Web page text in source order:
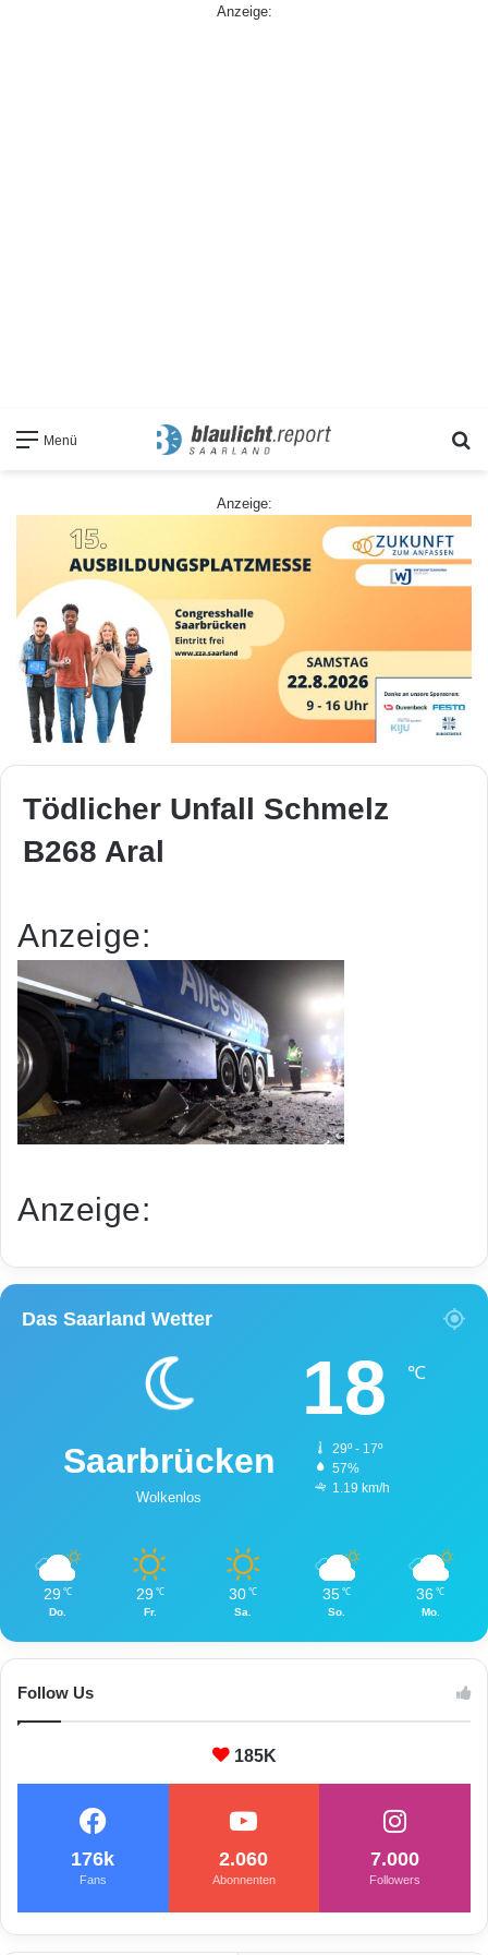
Anzeige:
Menü
Anzeige:
Tödlicher Unfall Schmelz
B268 Aral
Anzeige:
Anzeige:
Das Saarland Wetter
Saarbrücken
Wolkenlos
18 ℃
29º - 17º
57%
1.19 km/h
29 ℃
Do.
29 ℃
Fr.
30 ℃
Sa.
35 ℃
So.
36 ℃
Mo.
Follow Us
185K
176k
Fans
2.060
Abonnenten
7.000
Followers